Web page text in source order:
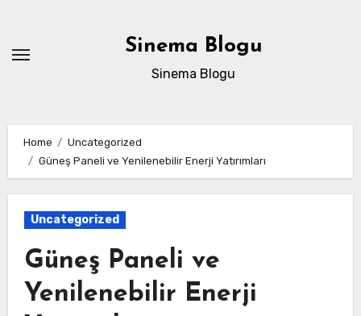
content
Sinema Blogu
Sinema Blogu
Home
Uncategorized
Güneş Paneli ve Yenilenebilir Enerji Yatırımları
Uncategorized
Güneş Paneli ve
Yenilenebilir Enerji